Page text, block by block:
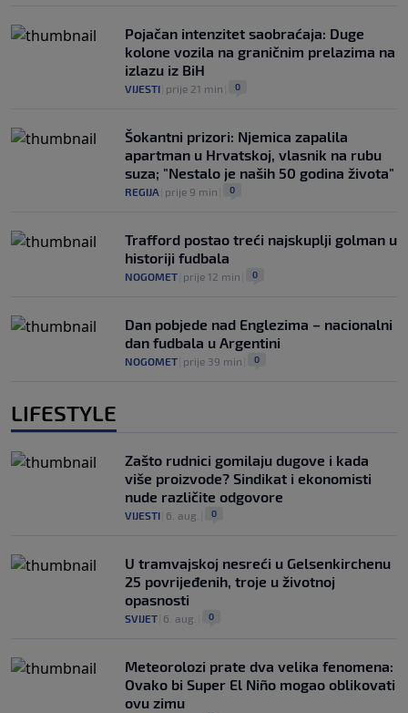
Pojačan intenzitet saobraćaja: Duge
kolone vozila na graničnim prelazima na
izlazu iz BiH
VIJESTI prije 21 min 0
Šokantni prizori: Njemica zapalila
apartman u Hrvatskoj, vlasnik na rubu
suza; "Nestalo je naših 50 godina života"
REGIJA prije 9 min 0
Trafford postao treći najskuplji golman u
historiji fudbala
NOGOMET prije 12 min 0
Dan pobjede nad Englezima – nacionalni
dan fudbala u Argentini
NOGOMET prije 39 min 0
LIFESTYLE
Zašto rudnici gomilaju dugove i kada
više proizvode? Sindikat i ekonomisti
nude različite odgovore
VIJESTI 6. aug. 0
U tramvajskoj nesreći u Gelsenkirchenu
25 povrijeđenih, troje u životnoj
opasnosti
SVIJET 6. aug. 0
Meteorolozi prate dva velika fenomena:
Ovako bi Super El Niño mogao oblikovati
ovu zimu